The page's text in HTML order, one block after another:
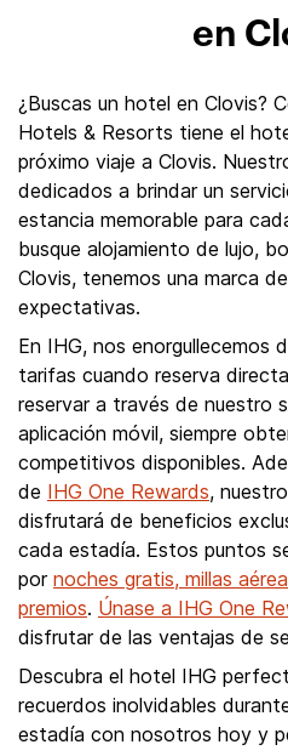
en
¿Buscas un hotel en Clovis?
Hotels & Resorts tiene el
próximo viaje a Clovis.
dedicados a brindar un
estancia memorable para
busque alojamiento de lujo,
Clovis, tenemos una marca
expectativas.
En IHG, nos enorgullecemos
tarifas cuando reserva
reservar a través de nuestro
aplicación móvil, siempre
competitivos disponibles.
de IHG One Rewards,
disfrutará de beneficios
cada estadía. Estos puntos
por noches gratis, millas
premios. Únase a IHG One
disfrutar de las ventajas de
Descubra el hotel IHG
recuerdos inolvidables
estadía con nosotros hoy y